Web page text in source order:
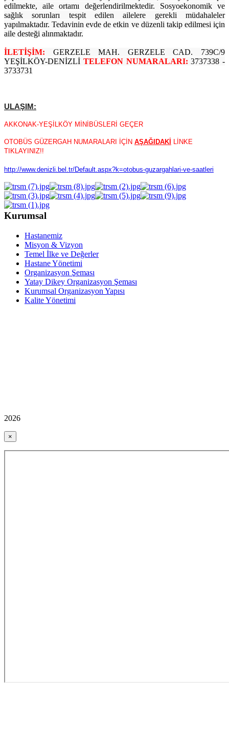
edilmekte, aile ortamı değerlendirilmektedir. Sosyoekonomik ve
sağlık sorunları tespit edilen ailelere gerekli müdahaleler
yapılmaktadır. Tedavinin evde de etkin ve düzenli takip edilmesi için
aile desteği alınmaktadır.
İLETİŞİM: GERZELE MAH. GERZELE CAD. 739C/9
YEŞİLKÖY-DENİZLİ TELEFON NUMARALARI:3737338 -
3733731
ULAŞIM:
AKKONAK-YEŞİLKÖY MİNİBÜSLERİ GEÇER
OTOBÜS GÜZERGAH NUMARALARI İÇİN AŞAĞIDAKİ
LİNKE
TIKLAYINIZ!!
http://www.denizli.bel.tr/Default.aspx?k=otobus-guzargahlari-ve-saatleri
Kurumsal
Hastanemiz
Misyon & Vizyon
Temel İlke ve Değerler
Hastane Yönetimi
Organizasyon Şeması
Yatay Dikey Organizasyon Şeması
Kurumsal Organizasyon Yapısı
Kalite Yönetimi
2026
×